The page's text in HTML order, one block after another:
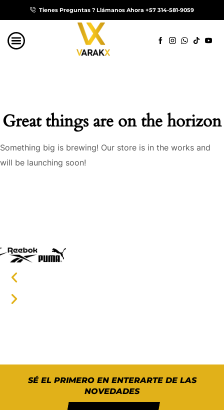
Tienes Preguntas ? Llámanos Ahora +57 314-581-9059
Great things are on the horizon
Something big is brewing! Our store is in the works and
will be launching soon!
SÉ EL PRIMERO EN ENTERARTE DE LAS
NOVEDADES